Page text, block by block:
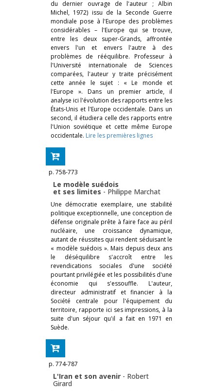
du dernier ouvrage de l'auteur ; Albin
Michel, 1972) issu de la Seconde Guerre
mondiale pose à l'Europe des problèmes
considérables – l'Europe qui se trouve,
entre les deux super-Grands, affrontée
envers l'un et envers l'autre à des
problèmes de rééquilibre. Professeur à
l'Université internationale de Sciences
comparées, l'auteur y traite précisément
cette année le sujet : « Le monde et
l'Europe ». Dans un premier article, il
analyse ici l'évolution des rapports entre les
États-Unis et l'Europe occidentale. Dans un
second, il étudiera celle des rapports entre
l'Union soviétique et cette même Europe
occidentale. Lire les premières lignes
p. 758-773
Le modèle suédois
et ses limites - Philippe Marchat
Une démocratie exemplaire, une stabilité
politique exceptionnelle, une conception de
défense originale prête à faire face au péril
nucléaire, une croissance dynamique,
autant de réussites qui rendent séduisant le
« modèle suédois ». Mais depuis deux ans
le déséquilibre s'accroît entre les
revendications sociales d'une société
pourtant privilégiée et les possibilités d'une
économie qui s'essouffle. L'auteur,
directeur administratif et financier à la
Société centrale pour l'équipement du
territoire, rapporte ici ses impressions, à la
suite d'un séjour qu'il a fait en 1971 en
Suède.
p. 774-787
L'Iran et son avenir - Robert
Girard